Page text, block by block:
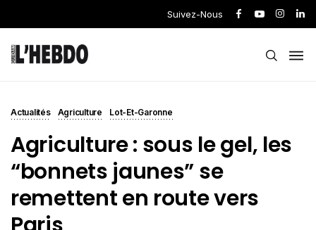
Suivez-Nous
Actualités Agriculture Lot-Et-Garonne
Agriculture : sous le gel, les
“bonnets jaunes” se
remettent en route vers